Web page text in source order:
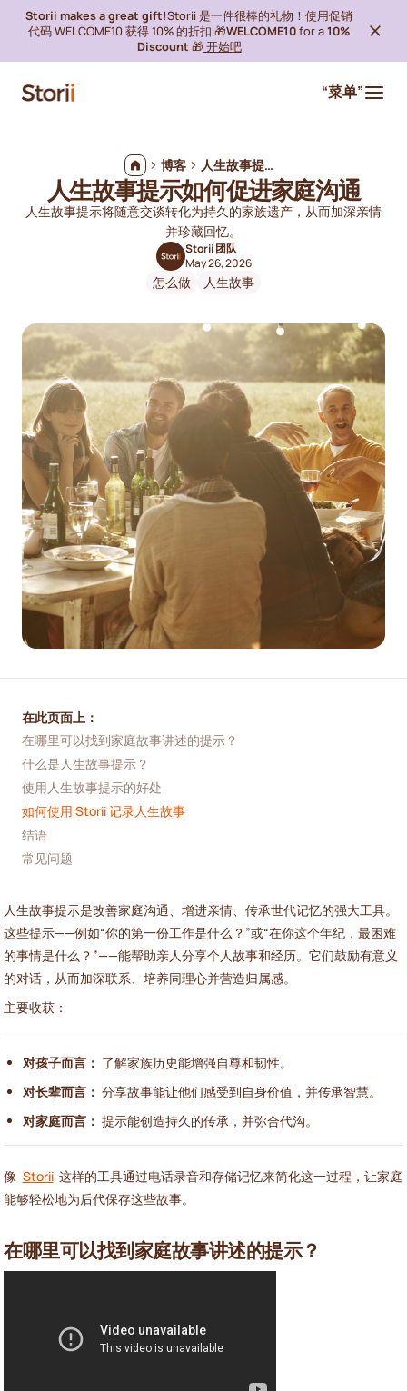
Storii makes a great gift!Storii 是一件很棒的礼物！使用促销
代码 WELCOME10 获得 10% 的折扣 🎁WELCOME10for a10%
Discount 🎁 开始吧
“菜单”
博客 人生故事提示如何促进家庭沟通
人生故事提示如何促进家庭沟通
人生故事提示将随意交谈转化为持久的家族遗产，从而加深亲情
并珍藏回忆。
Storii 团队
May 26, 2026
怎么做 人生故事
在此页面上：
在哪里可以找到家庭故事讲述的提示？
什么是人生故事提示？
使用人生故事提示的好处
如何使用 Storii 记录人生故事
结语
常见问题
人生故事提示是改善家庭沟通、增进亲情、传承世代记忆的强大工具。
这些提示——例如“你的第一份工作是什么？”或“在你这个年纪，最困难
的事情是什么？”——能帮助亲人分享个人故事和经历。它们鼓励有意义
的对话，从而加深联系、培养同理心并营造归属感。
主要收获：
对孩子而言： 了解家族历史能增强自尊和韧性。
对长辈而言： 分享故事能让他们感受到自身价值，并传承智慧。
对家庭而言： 提示能创造持久的传承，并弥合代沟。
像 Storii 这样的工具通过电话录音和存储记忆来简化这一过程，让家庭
能够轻松地为后代保存这些故事。
在哪里可以找到家庭故事讲述的提示？